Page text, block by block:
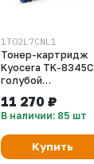
1T02L7CNL1
Тонер-картридж
Kyocera TK-8345C
голубой
Kyocera TASKalfa
2552ci 1T02L7CNL1
11 270 ₽
В наличии: 85 шт
Купить